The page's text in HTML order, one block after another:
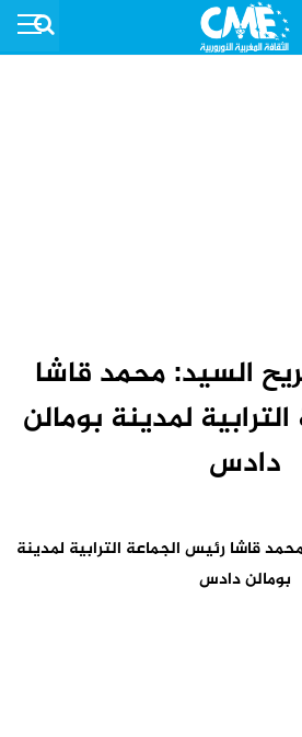
السيد: محمد قاشا
لمدينة بومالن
دادس
قاشا رئيس الجماعة الترابية لمدينة
بومالن دادس